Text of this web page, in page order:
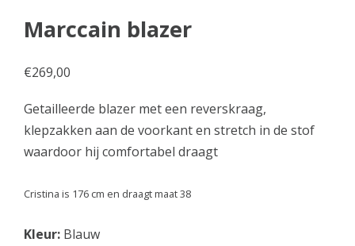
Marccain blazer
€269,00
Getailleerde blazer met een reverskraag,
klepzakken aan de voorkant en stretch in de stof
waardoor hij comfortabel draagt
Cristina is 176 cm en draagt maat 38
Kleur: Blauw